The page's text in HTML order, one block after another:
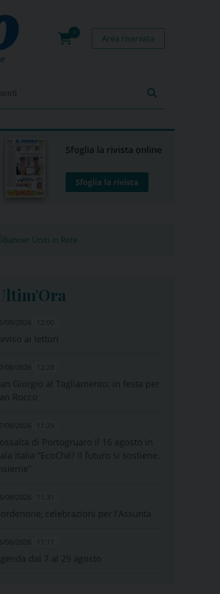
0
Area riservata
Sfoglia la rivista online
Sfoglia la rivista
08/2026 12:00
ai lettori
08/2026 12:28
Giorgio al Tagliamento: in festa per
Rocco
08/2026 11:29
di Portogruaro il 16 agosto in
Italia “EcoChè? Il futuro si sostiene.
08/2026 11:31
celebrazioni per l’Assunta
08/2026 11:11
dal 7 al 29 agosto